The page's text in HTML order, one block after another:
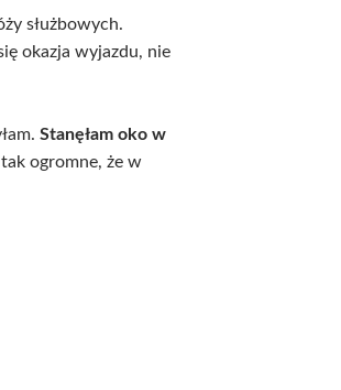
służbowych.
okazja wyjazdu, nie
Stanęłam oko w
ogromne, że w